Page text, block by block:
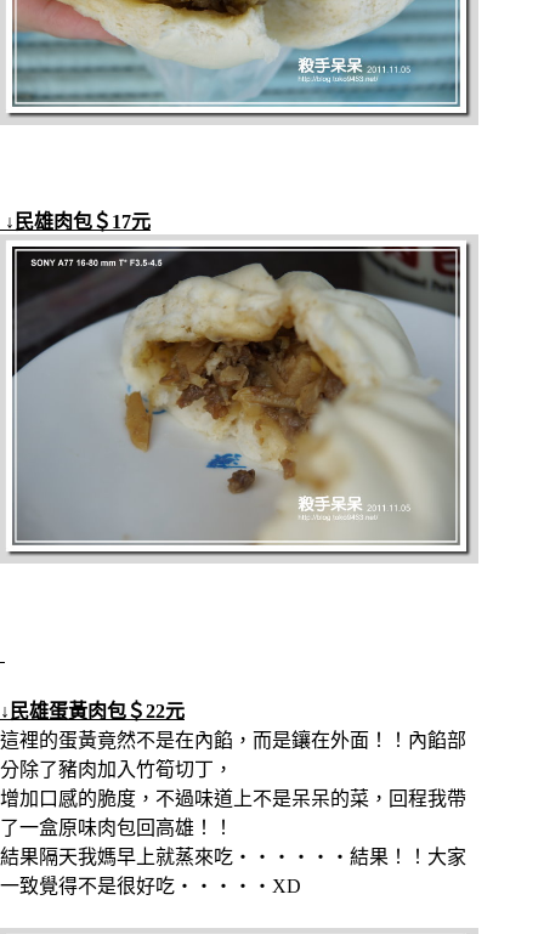
↓民雄肉包＄17元
↓民雄蛋黃肉包＄22元
這裡的蛋黃竟然不是在內餡，而是鑲在外面！！內餡部
分除了豬肉加入竹筍切丁，
增加口感的脆度，不過味道上不是呆呆的菜，回程我帶
了一盒原味肉包回高雄！！
結果隔天我媽早上就蒸來吃‧‧‧‧‧‧結果！！大家
一致覺得不是很好吃‧‧‧‧‧XD